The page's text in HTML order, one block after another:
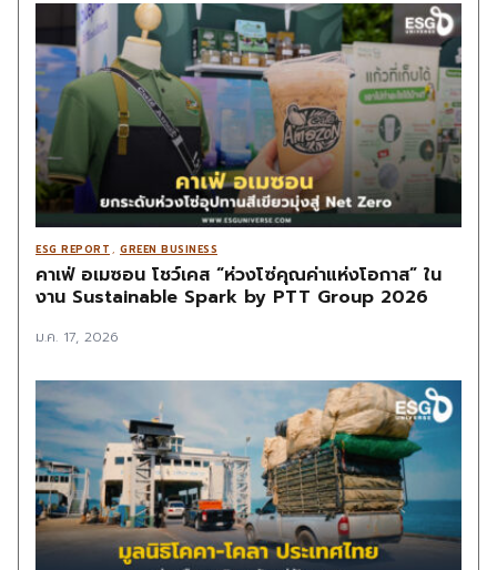
ESG REPORT , GREEN BUSINESS
คาเฟ่ อเมซอน โชว์เคส “ห่วงโซ่คุณค่าแห่งโอกาส” ใน
งาน Sustainable Spark by PTT Group 2026
ม.ค. 17, 2026